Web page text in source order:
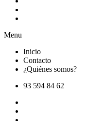
Menu
Inicio
Contacto
¿Quiénes somos?
93 594 84 62